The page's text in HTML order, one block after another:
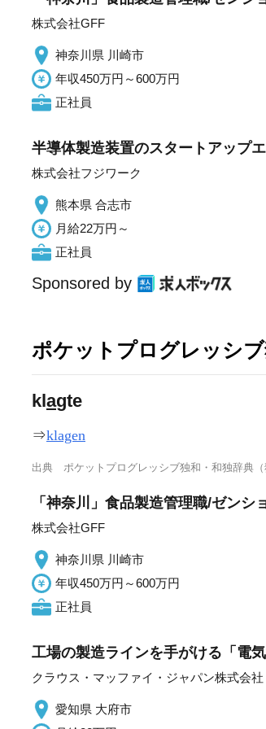
株式会社GFF
神奈川県 川崎市
年収450万円～600万円
正社員
半導体製造装置のスタートアップ
株式会社フジワーク
熊本県 合志市
月給22万円～
正社員
Sponsored by
ポケットプログレッシブ
klagte
⇒klagen
出典 ポケットプログレッシブ独和・和独辞典（
「神奈川」食品製造管理職/ゼン
株式会社GFF
神奈川県 川崎市
年収450万円～600万円
正社員
工場の製造ラインを手がける「電
クラウス・マッファイ・ジャパン株式会社
愛知県 大府市